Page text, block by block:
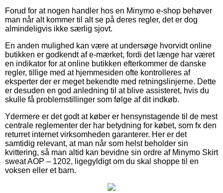
Forud for at nogen handler hos en Minymo e-shop behøver
man når alt kommer til alt se på deres regler, det er dog
almindeligvis ikke særlig sjovt.
En anden mulighed kan være at undersøge hvorvidt online
butikken er godkendt af e-mærket, fordi det længe har været
en indikator for at online butikken efterkommer de danske
regler, tillige med at hjemmesiden ofte kontrolleres af
eksperter der er meget bekendte med retningslinjerne. Dette
er desuden en god anledning til at blive assisteret, hvis du
skulle få problemstillinger som følge af dit indkøb.
Ydermere er det godt at køber er hensynstagende til de mest
centrale reglementer der har betydning for købet, som fx den
returret internet virksomheden garanterer. Her er det
samtidig relevant, at man når som helst beholder sin
kvittering, så man altid kan bevidne sin ordre af Minymo Skirt
sweat AOP – 1202, ligegyldigt om du skal shoppe til en
voksen eller et barn.